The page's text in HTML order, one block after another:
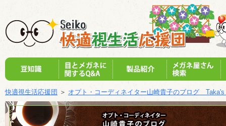
快適視生活応援団 ＞ オプト・コーディネイター山崎貴子のブログ Taka's